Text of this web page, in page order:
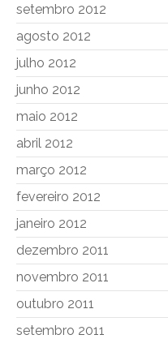
setembro 2012
agosto 2012
julho 2012
junho 2012
maio 2012
abril 2012
março 2012
fevereiro 2012
janeiro 2012
dezembro 2011
novembro 2011
outubro 2011
setembro 2011